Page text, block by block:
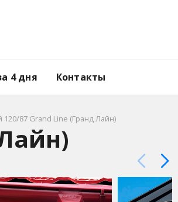
4 дня Контакты
120/87 Grand Line (Гранд Лайн)